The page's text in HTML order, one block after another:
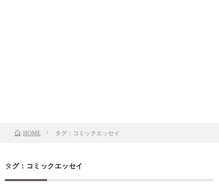
HOME タグ：コミックエッセイ
タグ：コミックエッセイ